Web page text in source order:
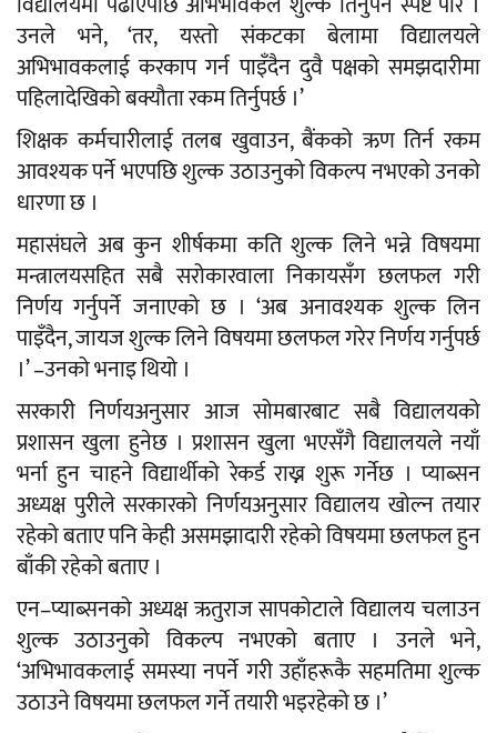
उनले भने, ‘तर, यस्तो संकटका बेलामा विद्यालयले
अभिभावकलाई करकाप गर्न पाइँदैन दुवै पक्षको समझदारीमा
पहिलादेखिको बक्यौता रकम तिर्नुपर्छ ।’
शिक्षक कर्मचारीलाई तलब खुवाउन, बैंकको ऋण तिर्न रकम
आवश्यक पर्ने भएपछि शुल्क उठाउनुको विकल्प नभएको उनको
धारणा छ ।
महासंघले अब कुन शीर्षकमा कति शुल्क लिने भन्ने विषयमा
मन्त्रालयसहित सबै सरोकारवाला निकायसँग छलफल गरी
निर्णय गर्नुपर्ने जनाएको छ । ‘अब अनावश्यक शुल्क लिन
पाइँदैन, जायज शुल्क लिने विषयमा छलफल गरेर निर्णय गर्नुपर्छ
।’ –उनको भनाइ थियो ।
सरकारी निर्णयअनुसार आज सोमबारबाट सबै विद्यालयको
प्रशासन खुला हुनेछ । प्रशासन खुला भएसँगै विद्यालयले नयाँ
भर्ना हुन चाहने विद्यार्थीको रेकर्ड राख्न शुरू गर्नेछ । प्याब्सन
अध्यक्ष पुरीले सरकारको निर्णयअनुसार विद्यालय खोल्न तयार
रहेको बताए पनि केही असमझादारी रहेको विषयमा छलफल हुन
बाँकी रहेको बताए ।
एन–प्याब्सनको अध्यक्ष ऋतुराज सापकोटाले विद्यालय चलाउन
शुल्क उठाउनुको विकल्प नभएको बताए । उनले भने,
‘अभिभावकलाई समस्या नपर्ने गरी उहाँहरूकै सहमतिमा शुल्क
उठाउने विषयमा छलफल गर्ने तयारी भइरहेको छ ।’